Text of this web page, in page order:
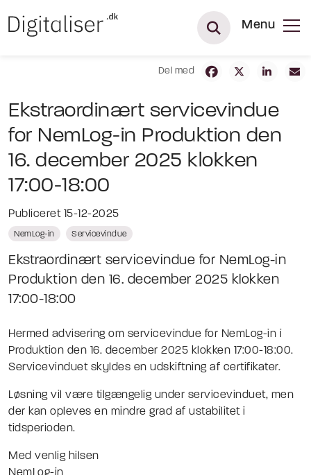
Menu
Del med
Ekstraordinært servicevindue
for NemLog-in Produktion den
16. december 2025 klokken
17:00-18:00
Publiceret 15-12-2025
NemLog-in Servicevindue
Ekstraordinært servicevindue for NemLog-in
Produktion den 16. december 2025 klokken
17:00-18:00
Hermed advisering om servicevindue for NemLog-in i
Produktion den 16. december 2025 klokken 17:00-18:00.
Servicevinduet skyldes en udskiftning af certifikater.
Løsning vil være tilgængelig under servicevinduet, men
der kan opleves en mindre grad af ustabilitet i
tidsperioden.
Med venlig hilsen